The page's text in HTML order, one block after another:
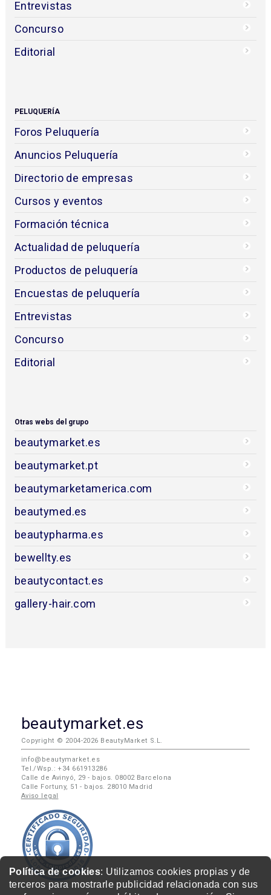
Política de cookies: Utilizamos cookies propias y de
terceros para mostrarle publicidad relacionada con sus
Entrevistas
Concurso
Editorial
PELUQUERÍA
Foros Peluquería
Anuncios Peluquería
Directorio de empresas
Cursos y eventos
Formación técnica
Actualidad de peluquería
Productos de peluquería
Encuestas de peluquería
Entrevistas
Concurso
Editorial
Otras webs del grupo
beautymarket.es
beautymarket.pt
beautymarketamerica.com
beautymed.es
beautypharma.es
bewellty.es
beautycontact.es
gallery-hair.com
beautymarket.es
Copyright © 2004-2026 BeautyMarket S.L.
info@beautymarket.es
Tel./Wsp.: +34 661913286
Calle de Avinyó, 29 - bajos. 08002 Barcelona
Calle Fortuny, 51 - bajos. 28010 Madrid
Aviso legal